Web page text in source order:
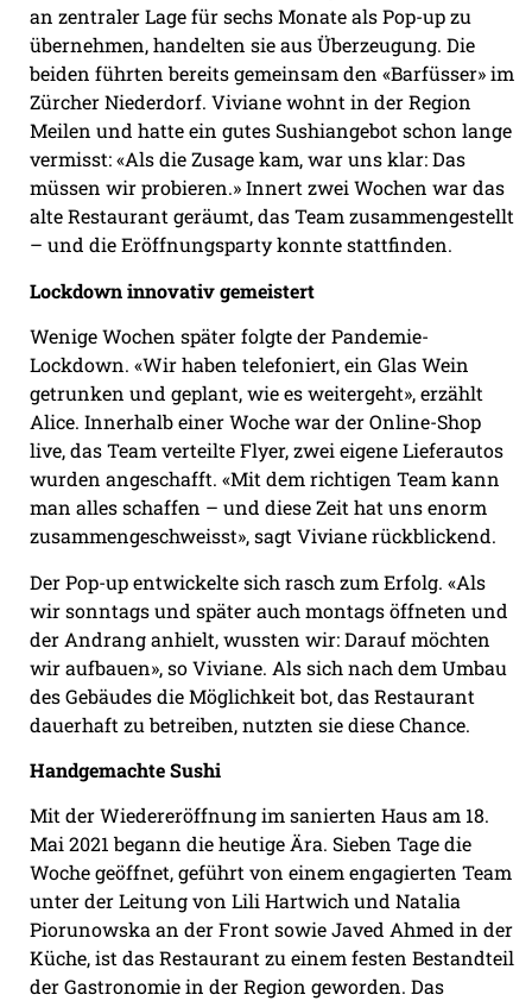
an zentraler Lage für sechs Monate als Pop-up zu
übernehmen, handelten sie aus Überzeugung. Die
beiden führten bereits gemeinsam den «Barfüsser» im
Zürcher Niederdorf. Viviane wohnt in der Region
Meilen und hatte ein gutes Sushiangebot schon lange
vermisst: «Als die Zusage kam, war uns klar: Das
müssen wir probieren.» Innert zwei Wochen war das
alte Restaurant geräumt, das Team zusammengestellt
– und die Eröffnungsparty konnte stattfinden.
Lockdown innovativ gemeistert
Wenige Wochen später folgte der Pandemie-
Lockdown. «Wir haben telefoniert, ein Glas Wein
getrunken und geplant, wie es weitergeht», erzählt
Alice. Innerhalb einer Woche war der Online-Shop
live, das Team verteilte Flyer, zwei eigene Lieferautos
wurden angeschafft. «Mit dem richtigen Team kann
man alles schaffen – und diese Zeit hat uns enorm
zusammengeschweisst», sagt Viviane rückblickend.
Der Pop-up entwickelte sich rasch zum Erfolg. «Als
wir sonntags und später auch montags öffneten und
der Andrang anhielt, wussten wir: Darauf möchten
wir aufbauen», so Viviane. Als sich nach dem Umbau
des Gebäudes die Möglichkeit bot, das Restaurant
dauerhaft zu betreiben, nutzten sie diese Chance.
Handgemachte Sushi
Mit der Wiedereröffnung im sanierten Haus am 18.
Mai 2021 begann die heutige Ära. Sieben Tage die
Woche geöffnet, geführt von einem engagierten Team
unter der Leitung von Lili Hartwich und Natalia
Piorunowska an der Front sowie Javed Ahmed in der
Küche, ist das Restaurant zu einem festen Bestandteil
der Gastronomie in der Region geworden. Das